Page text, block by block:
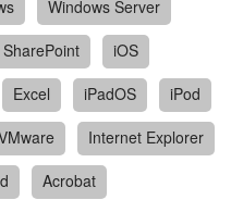
Windows Server
SharePoint
iOS
Excel iPadOS
iPod
Internet Explorer
Acrobat